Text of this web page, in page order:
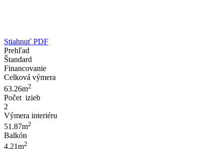
Stiahnuť PDF
Prehľad
Štandard
Financovanie
Celková výmera
63.26m2
Počet izieb
2
Výmera interiéru
51.87m2
Balkón
4.21m2